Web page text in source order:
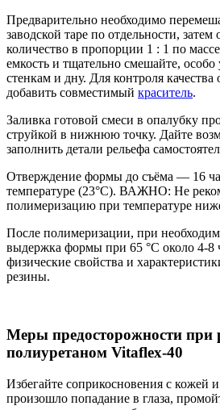
Предварительно необходимо
заводской таре по отдельности,
количество в пропорции 1 : 1 по
емкость и тщательно смешайте, особо
стенкам и дну. Для контроля
добавить совместимый краситель.
Заливка готовой смеси в опалубку
струйкой в нижнюю точку. Дайте
заполнить детали рельефа
Отверждение формы до съёма ― 16
температуре (23°C). ВАЖНО: Не
полимеризацию при температуре
После полимеризации, при
выдержка формы при 65 °C около 4-8
физические свойства и
резины.
Меры предосторожности при
полиуретаном Vitaflex-40
Избегайте соприкосновения с кожей
произошло попадание в глаза,